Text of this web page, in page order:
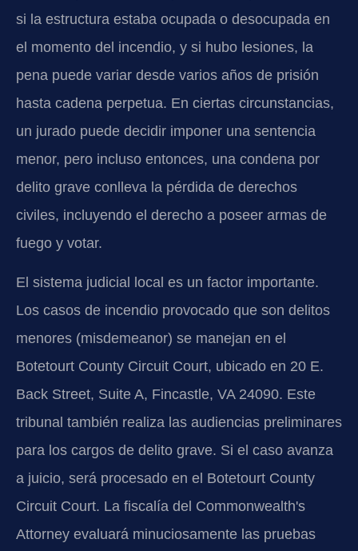
si la estructura estaba ocupada o desocupada en
el momento del incendio, y si hubo lesiones, la
pena puede variar desde varios años de prisión
hasta cadena perpetua. En ciertas circunstancias,
un jurado puede decidir imponer una sentencia
menor, pero incluso entonces, una condena por
delito grave conlleva la pérdida de derechos
civiles, incluyendo el derecho a poseer armas de
fuego y votar.
El sistema judicial local es un factor importante.
Los casos de incendio provocado que son delitos
menores (misdemeanor) se manejan en el
Botetourt County Circuit Court, ubicado en 20 E.
Back Street, Suite A, Fincastle, VA 24090. Este
tribunal también realiza las audiencias preliminares
para los cargos de delito grave. Si el caso avanza
a juicio, será procesado en el Botetourt County
Circuit Court. La fiscalía del Commonwealth's
Attorney evaluará minuciosamente las pruebas